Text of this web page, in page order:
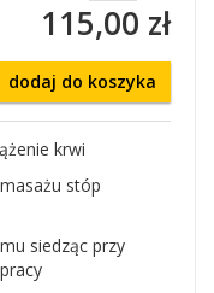
115,00 zł
dodaj do koszyka
krwi
stóp
siedząc przy